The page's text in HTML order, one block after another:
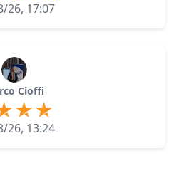
26, 17:07
Cioffi
26, 13:24